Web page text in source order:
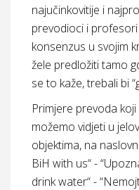
najučinkovitije i
prevodioci i
konsenzus u svojim
žele predložiti tamo
se to kaže, trebali bi
Primjere prevoda
možemo vidjeti u
objektima, na
BiH with us“ -
drink water“ -